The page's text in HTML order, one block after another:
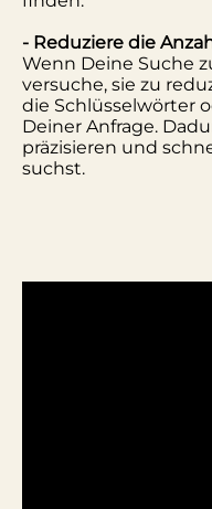
- Reduziere die
Wenn Deine Suche
versuche, sie zu
die Schlüsselwörter
Deiner Anfrage.
präzisieren und
suchst.